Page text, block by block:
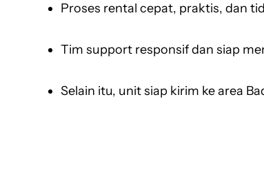
Proses rental cepat, praktis, dan
Tim support responsif dan siap
Selain itu, unit siap kirim ke area